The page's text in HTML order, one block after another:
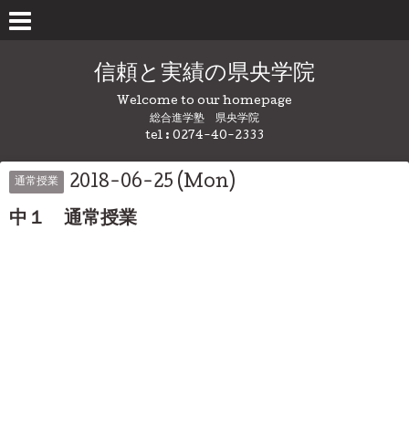
信頼と実績の県央学院
Welcome to our homepage
総合進学塾 県央学院
tel : 0274-40-2333
通常授業 2018-06-25 (Mon)
中１ 通常授業